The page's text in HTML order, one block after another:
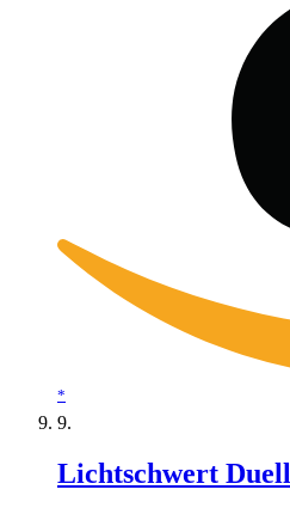
*
Lichtschwert Duell